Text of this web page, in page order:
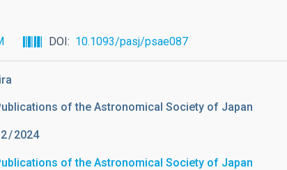
DOI 10.1093/pasj/psae087
of the Astronomical Society of Japan
2024
of the Astronomical Society of Japan